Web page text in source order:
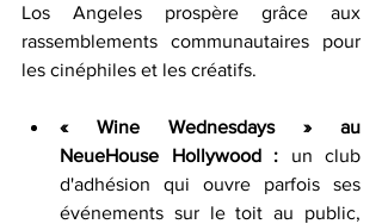
Los Angeles prospère grâce aux
rassemblements communautaires pour
les cinéphiles et les créatifs.
« Wine Wednesdays » au
NeueHouse Hollywood : un club
d'adhésion qui ouvre parfois ses
événements sur le toit au public,